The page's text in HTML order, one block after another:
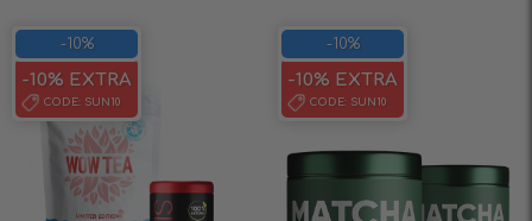
-10%
-10% EXTRA
CODE: SUN10
-10%
-10% EXTRA
CODE: SUN10